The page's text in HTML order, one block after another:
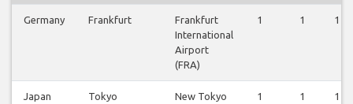
Germany Frankfurt
Frankfurt
International
Airport
(FRA)
1 1 1
Japan Tokyo
New Tokyo
1 1 1